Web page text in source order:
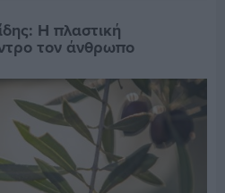
Η πλαστική
τον άνθρωπο